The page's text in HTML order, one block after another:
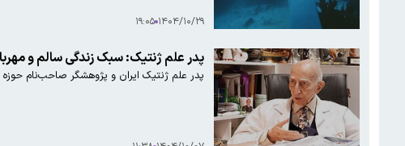
۱۴۰۴/۱۰/۲۹ ۱۹:۰۵
پدر علم ژنتیک: سبک زندگی سالم و مهربانانه، راز ۸۰ درصد
پدر علم ژنتیک ایران و پژوهشگر صاحب‌نام